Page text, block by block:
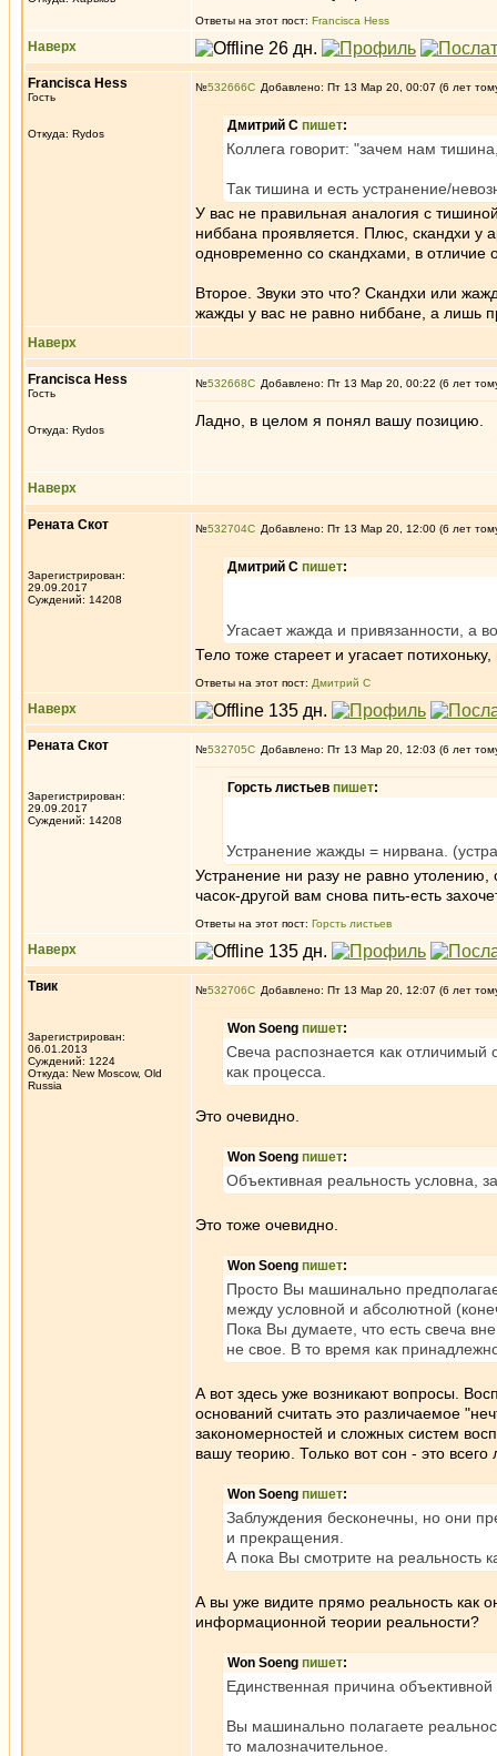
Ответы на этот пост: Francisca Hess
Наверх
Francisca Hess
Гость
Откуда: Rуdos
№532666 Добавлено: Пт 13 Мар 20, 00:07 (6 лет
Дмитрий С пишет:
Коллега говорит: "зачем нам
Так тишина и есть устранение/
У вас не правильная аналогия с
ниббана проявляется. Плюс, скандхи у
одновременно со скандхами, в
Второе. Звуки это что? Скандхи или
жажды у вас не равно ниббане, а лишь
Наверх
Francisca Hess
Гость
Откуда: Rуdos
№532668 Добавлено: Пт 13 Мар 20, 00:22 (6 лет
Ладно, в целом я понял вашу позицию.
Наверх
Рената Скот
Зарегистрирован:
29.09.2017
Суждений: 14208
№532704 Добавлено: Пт 13 Мар 20, 12:00 (6 лет
Дмитрий С пишет:
Угасает жажда и привязанности, а
Тело тоже стареет и угасает
Ответы на этот пост: Дмитрий С
Наверх
Рената Скот
Зарегистрирован:
29.09.2017
Суждений: 14208
№532705 Добавлено: Пт 13 Мар 20, 12:03 (6 лет
Горсть листьев пишет:
Устранение жажды = нирвана.
Устранение ни разу не равно утолению,
часок-другой вам снова пить-есть
Ответы на этот пост: Горсть листьев
Наверх
Твик
Зарегистрирован:
06.01.2013
Суждений: 1224
Откуда: New Moscow, Old
Russia
№532706 Добавлено: Пт 13 Мар 20, 12:07 (6 лет
Won Soeng пишет:
Свеча распознается как отличимый
как процесса.
Это очевидно.
Won Soeng пишет:
Объективная реальность условна,
Это тоже очевидно.
Won Soeng пишет:
Просто Вы машинально
между условной и абсолютной
Пока Вы думаете, что есть свеча
не свое. В то время как
А вот здесь уже возникают вопросы.
оснований считать это различаемое
закономерностей и сложных систем
вашу теорию. Только вот сон - это всего
Won Soeng пишет:
Заблуждения бесконечны, но они
и прекращения.
А пока Вы смотрите на реальность
А вы уже видите прямо реальность как
информационной теории реальности?
Won Soeng пишет:
Единственная причина
Вы машинально полагаете
то малозначительное.